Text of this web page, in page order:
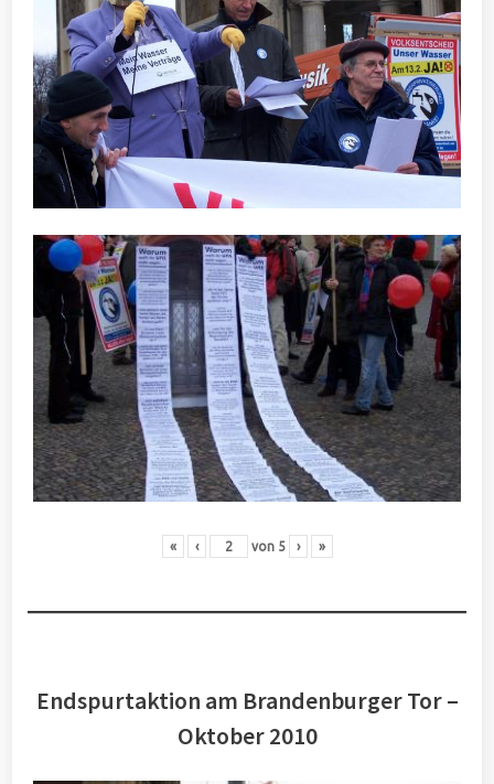
« ‹ von 5 › »
Endspurtaktion am Brandenburger Tor –
Oktober 2010